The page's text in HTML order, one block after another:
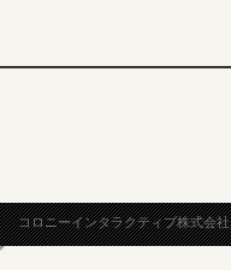
コロニーインタラクティブ株式会社